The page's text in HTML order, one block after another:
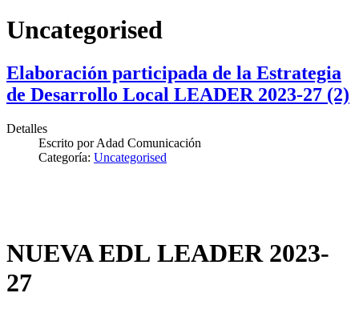
Uncategorised
Elaboración participada de la Estrategia
de Desarrollo Local LEADER 2023-27 (2)
Detalles
Escrito porAdad Comunicación
Categoría: Uncategorised
NUEVA EDL LEADER 2023-
27